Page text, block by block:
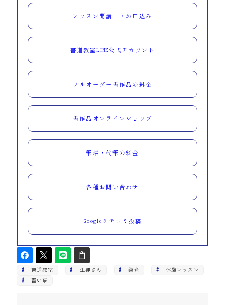
レッスン開講日・お申込み
書道教室LINE公式アカウント
フルオーダー書作品の料金
書作品オンラインショップ
筆耕・代筆の料金
各種お問い合わせ
Googleクチコミ投稿
書道教室 生徒さん 鎌倉 体験レッスン
習い事